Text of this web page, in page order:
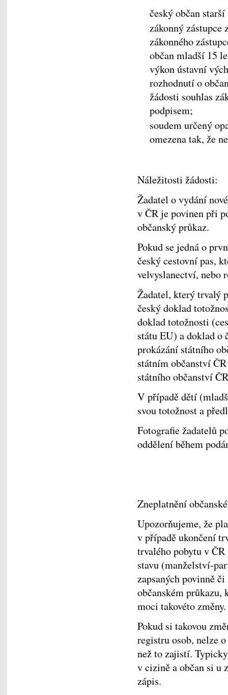
český občan
zákonný zástupce
zákonného
občan mladší 15
výkon ústavní
rozhodnutí o
žádosti souhlas
podpisem;
soudem určený
omezena tak, že
Náležitosti žádosti:
Žadatel o vydání
v ČR je povinen při
občanský průkaz.
Pokud se jedná o
český cestovní pas,
velvyslanectví, nebo
Žadatel, který trvalý
český doklad
doklad totožnosti
státu EU) a doklad o
prokázání státního
státním občanství
státního občanství
V případě dětí
svou totožnost a
Fotografie žadatelů
oddělení během
Zneplatnění
Upozorňujeme, že
v případě ukončení
trvalého pobytu v
stavu (manželství-
zapsaných povinně
občanském
moci takovéto změny.
Pokud si takovou
registru osob, nelze
než to zajistí.
v cizině a občan si
zápis.